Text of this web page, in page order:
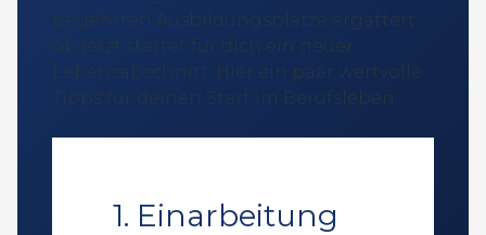
begehrten Ausbildungsplätze ergattert.
Ab jetzt startet für dich ein neuer
Lebensabschnitt. Hier ein paar wertvolle
Tipps für deinen Start im Berufsleben:
1. Einarbeitung